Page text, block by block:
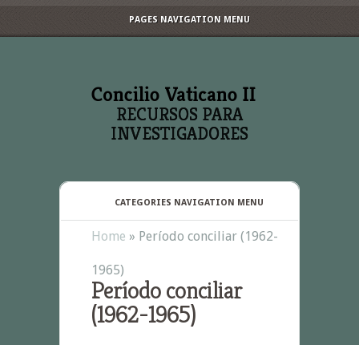
PAGES NAVIGATION MENU
RECURSOS PARA
INVESTIGADORES
CATEGORIES NAVIGATION MENU
Home » Período conciliar (1962-
1965)
Período conciliar
(1962-1965)